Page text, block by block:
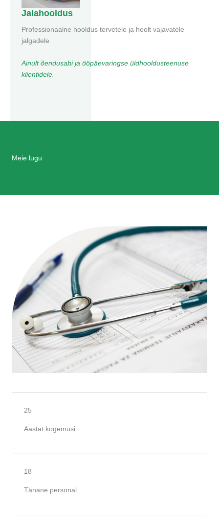
Jalahooldus
Professionaalne hooldus tervetele ja hoolt vajavatele
jalgadele
Ainult õendusabi ja ööpäevaringse üldhooldusteenuse
klientidele.
Meie lugu
25
Aastat kogemusi
18
Tänane personal